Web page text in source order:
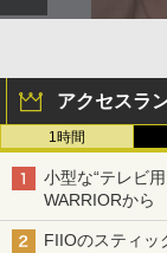
アクセスラ
1時間
小型な“テレビ
WARRIORから
FIIOのスティッ